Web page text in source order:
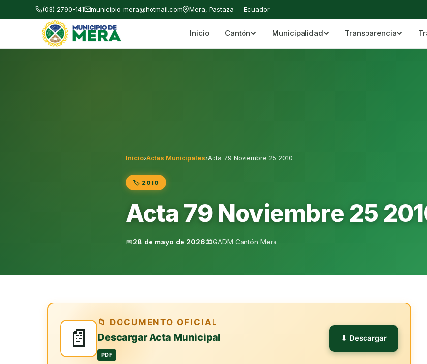
(03) 2790-141 municipio_mera@hotmail.com Mera, Pastaza — Ecuador
Gobierno Autónomo Descentralizado Municipal del Cantón Mera Cantón Mera · Pastaza · Llanganates y
Inicio Cantón Municipalidad Transparencia
Inicio›Actas Municipales›Acta 79 Noviembre 25 2010
🏷️ 2010
Acta 79 Noviembre 25
📅28 de mayo de 2026🏛️GADM Cantón Mera
📄
📁 DOCUMENTO OFICIAL
Descargar Acta Municipal
PDF
⬇ Descargar